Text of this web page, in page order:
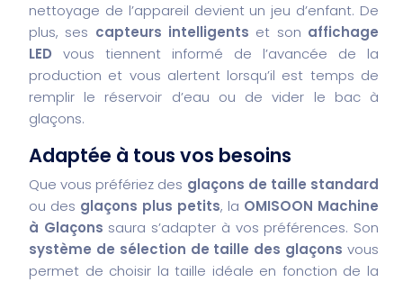
nettoyage de l’appareil devient un jeu d’enfant. De
plus, ses capteurs intelligents et son affichage
LED vous tiennent informé de l’avancée de la
production et vous alertent lorsqu’il est temps de
remplir le réservoir d’eau ou de vider le bac à
glaçons.
Adaptée à tous vos besoins
Que vous préfériez des glaçons de taille standard
ou des glaçons plus petits, la OMISOON Machine
à Glaçons saura s’adapter à vos préférences. Son
système de sélection de taille des glaçons vous
permet de choisir la taille idéale en fonction de la